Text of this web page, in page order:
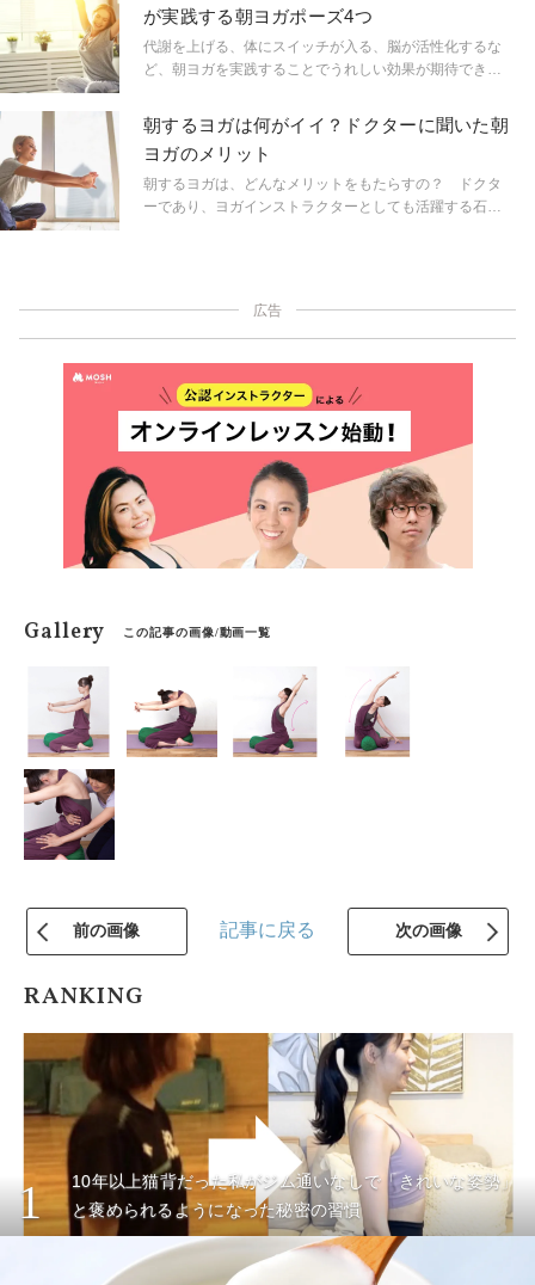
が実践する朝ヨガポーズ4つ
代謝を上げる、体にスイッチが入る、脳が活性化するな
ど、朝ヨガを実践することでうれしい効果が期待できま
るヨガポーズを教えてもらいました。時間がない朝、ワ
ンポーズだけでも取り入れてみて。
朝するヨガは何がイイ？ドクターに聞いた朝
ヨガのメリット
朝するヨガは、どんなメリットをもたらすの？ ドクタ
ーであり、ヨガインストラクターとしても活躍する石井
広告
Gallery この記事の画像/動画一覧
前の画像 記事に戻る 次の画像
RANKING
1
10年以上猫背だった私がジム通いなしで「きれいな姿勢」
と褒められるようになった秘密の習慣